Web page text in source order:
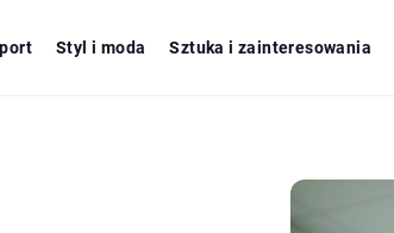
Styl i moda Sztuka i zainteresowania